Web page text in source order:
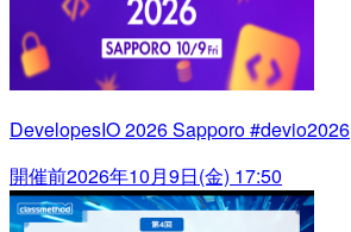
DevelopesIO 2026 Sapporo #devio2026
開催前2026年10月9日(金) 17:50